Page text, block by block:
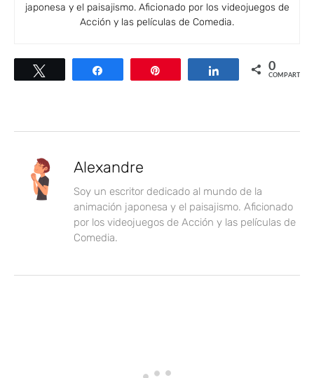
japonesa y el paisajismo. Aficionado por los videojuegos de
Acción y las películas de Comedia.
Compartir Compartir0
COMPARTIR
Alexandre
Soy un escritor dedicado al mundo de la
animación japonesa y el paisajismo. Aficionado
por los videojuegos de Acción y las películas de
Comedia.